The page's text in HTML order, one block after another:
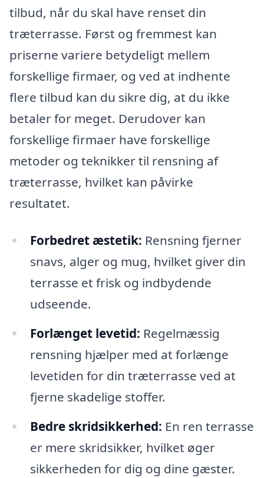
tilbud, når du skal have renset din
træterrasse. Først og fremmest kan
priserne variere betydeligt mellem
forskellige firmaer, og ved at indhente
flere tilbud kan du sikre dig, at du ikke
betaler for meget. Derudover kan
forskellige firmaer have forskellige
metoder og teknikker til rensning af
træterrasse, hvilket kan påvirke
resultatet.
Forbedret æstetik: Rensning fjerner
snavs, alger og mug, hvilket giver din
terrasse et frisk og indbydende
udseende.
Forlænget levetid: Regelmæssig
rensning hjælper med at forlænge
levetiden for din træterrasse ved at
fjerne skadelige stoffer.
Bedre skridsikkerhed: En ren terrasse
er mere skridsikker, hvilket øger
sikkerheden for dig og dine gæster.